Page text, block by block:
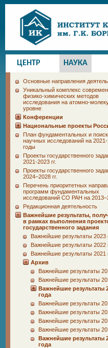
ЦЕНТР НАУКА
Основные направления
Уникальный комплекс
физико-химических методов
исследования на атомно-
уровне
Конференции
Национальные проекты
План фундаментальных и
научных исследований на
годы
Проекты государственного
2021-2023 гг.
Проекты государственного
2024–2028 гг.
Перечень приоритетных
программ фундаментальных
исследований СО РАН на
Редакционная деятельность
Важнейшие результаты,
в рамках выполнения
государственного задания
Важнейшие результаты 2023
Важнейшие результаты 2022
Важнейшие результаты 2021
Архив
Важнейшие результаты
Важнейшие результаты
Важнейшие результаты
года
Важнейшие результаты
Важнейшие результаты
Важнейшие результаты
Важнейшие результаты
Важнейшие результаты
года